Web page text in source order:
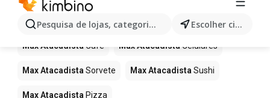
Pesquisa de lojas, categorias,produtos... Escolher cidade
para este termo.
Mais produtos em Max Atacadista
Max Atacadista Café Max Atacadista Celulares
Max Atacadista Sorvete Max Atacadista Sushi
Max Atacadista Pizza